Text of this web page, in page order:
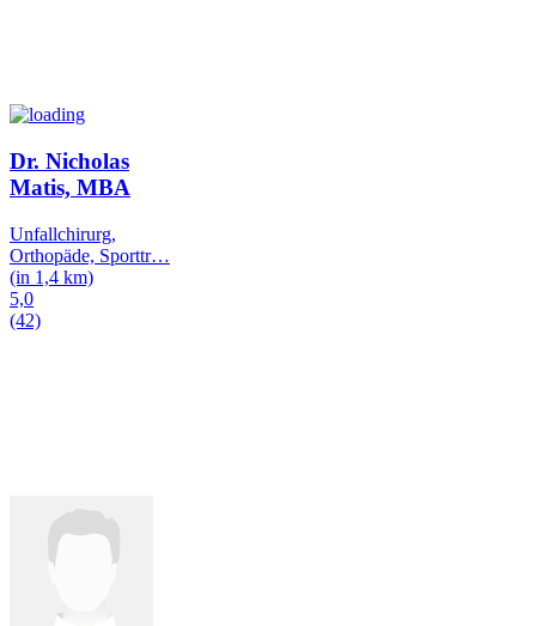
Dr. Nicholas
Matis, MBA
Unfallchirurg,
Orthopäde, Sporttr…
(in 1,4 km)
5,0
(42)